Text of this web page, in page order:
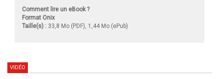
Comment lire un eBook ?
Format Onix
Taille(s) : 33,8 Mo (PDF), 1,44 Mo (ePub)
VIDÉO